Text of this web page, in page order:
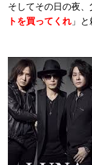
そしてその日の夜
トを買ってくれ」と